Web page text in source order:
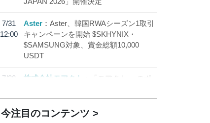
7/31
12:00
Aster
Aster、韓国RWAシーズン1取引
キャンペーンを開始 $SKHYNIX・
$SAMSUNG対象、賞金総額10,000
USDT
7/30
株式会社モアクト
「モアクト」 のポ
「 JPYC」を追加
今注目のコンテンツ